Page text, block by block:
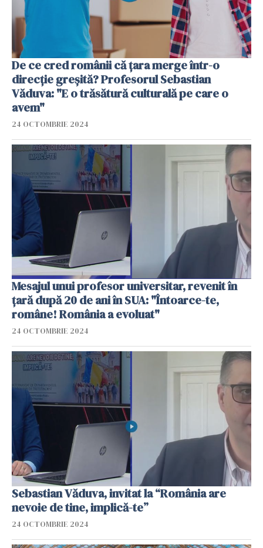
De ce cred românii că țara merge într-o
direcție greșită? Profesorul Sebastian
Văduva: "E o trăsătură culturală pe care o
avem"
24 OCTOMBRIE 2024
Mesajul unui profesor universitar, revenit în
țară după 20 de ani în SUA: "Întoarce-te,
române! România a evoluat"
24 OCTOMBRIE 2024
Sebastian Văduva, invitat la “România are
nevoie de tine, implică-te”
24 OCTOMBRIE 2024